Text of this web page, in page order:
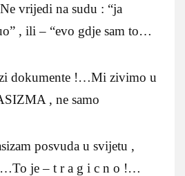
vrijedi na sudu : “ja
, ili – “evo gdje sam to…
dokumente !…Mi zivimo u
, ne samo
posvuda u svijetu ,
je – t r a g i c n o !…